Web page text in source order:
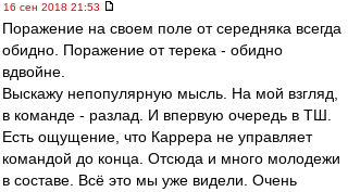
16 сен 2018 21:53
Поражение на своем поле от середняка всегда
обидно. Поражение от терека - обидно
вдвойне.
Выскажу непопулярную мысль. На мой взгляд,
в команде - разлад. И впервую очередь в ТШ.
Есть ощущение, что Каррера не управляет
командой до конца. Отсюда и много молодежи
в составе. Всё это мы уже видели. Очень